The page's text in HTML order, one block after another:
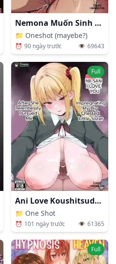
Nemona Muốn Sinh CON!!
📁 Oneshot (mayebe?)
⏰ 90 ngày trước 👁️ 69643
Full
Ani Love Koushitsudo Chounyuu Imouto Ni Semararete Haramasechau Hanashi
📁 One Shot
⏰ 101 ngày trước 👁️ 61365
Full